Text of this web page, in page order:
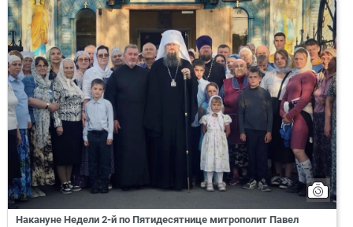
Накануне Недели 2-й по Пятидесятнице митрополит Павел